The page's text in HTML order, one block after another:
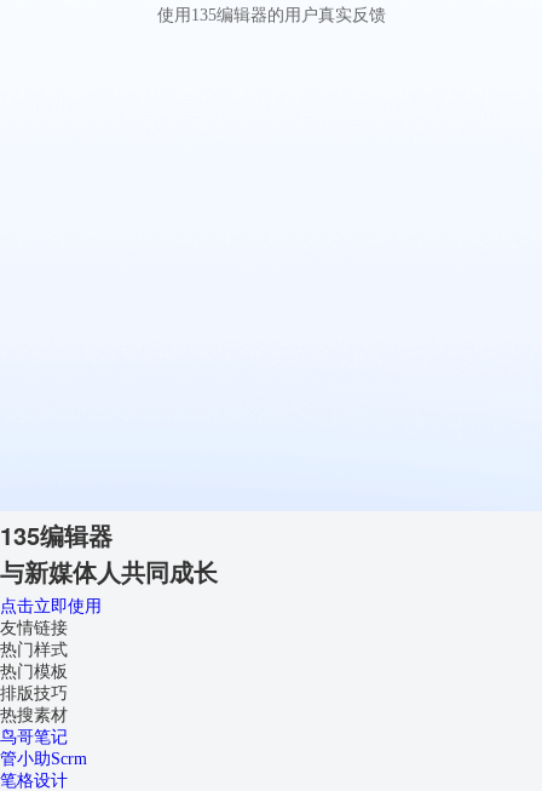
使用135编辑器的用户真实反馈
135编辑器
与新媒体人共同成长
点击立即使用
友情链接
热门样式
热门模板
排版技巧
热搜素材
鸟哥笔记
管小助Scrm
笔格设计